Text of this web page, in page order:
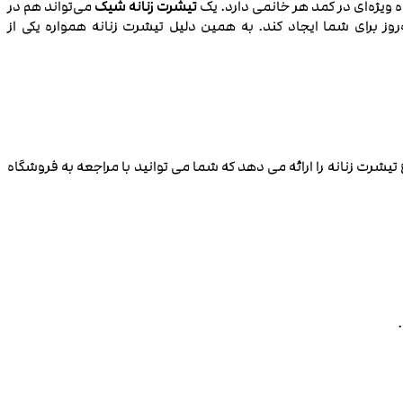
ویژه‌ای در کمد هر خانمی دارد. یکتیشرت زنانه شیک می‌تواند هم در
شما ایجاد کند. به همین دلیل تیشرت زنانه همواره یکی از
تیشرت زنانه را ارائه می دهد که شما می توانید با مراجعه به فروشگاه